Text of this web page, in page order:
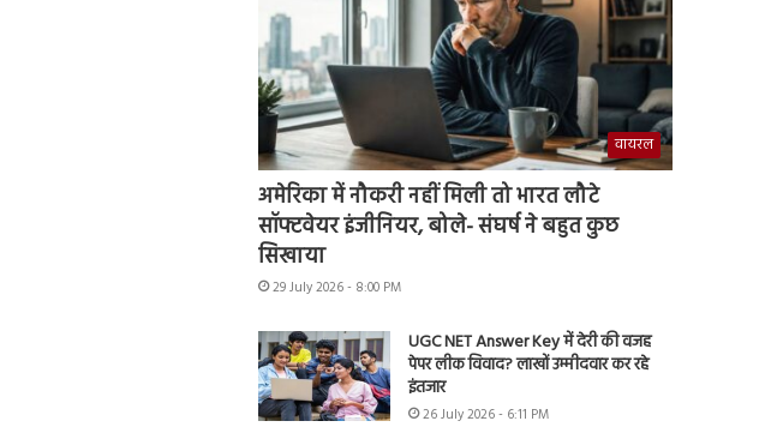
वायरल
अमेरिका में नौकरी नहीं मिली तो भारत लौटे
सॉफ्टवेयर इंजीनियर, बोले- संघर्ष ने बहुत कुछ
सिखाया
29 July 2026 - 8:00 PM
UGC NET Answer Key में देरी की वजह
पेपर लीक विवाद? लाखों उम्मीदवार कर रहे
इंतजार
26 July 2026 - 6:11 PM